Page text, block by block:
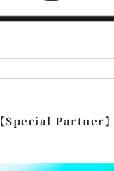
【Special Partner】